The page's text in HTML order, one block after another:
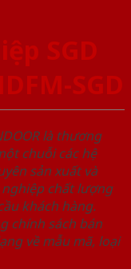
SGD
SGD
là thương
chuỗi các hệ
sản xuất và
chất lượng
khách hàng.
chính sách bán
về mẫu mã, loại